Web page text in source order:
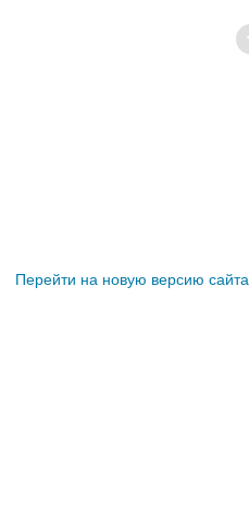
Перейти на новую версию сайта.